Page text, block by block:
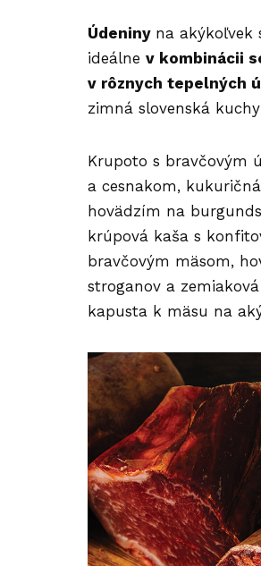
Údeniny na akýkoľvek
ideálne v kombinácii
v rôznych tepelných
zimná slovenská
Krupoto s bravčovým
a cesnakom,
hovädzím na
krúpová kaša s
bravčovým mäsom,
stroganov a
kapusta k mäsu na